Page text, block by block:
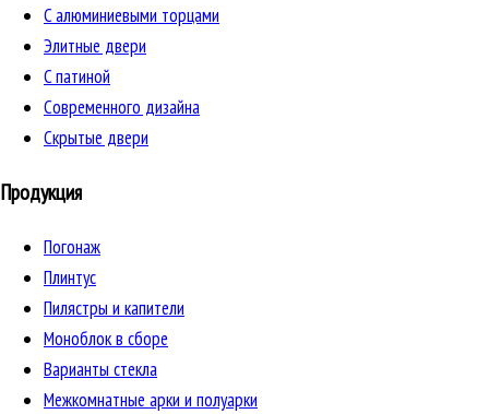
C алюминиевыми торцами
Элитные двери
C патиной
Cовременного дизайна
Скрытые двери
Продукция
Погонаж
Плинтус
Пилястры и капители
Моноблок в сборе
Варианты стекла
Межкомнатные арки и полуарки